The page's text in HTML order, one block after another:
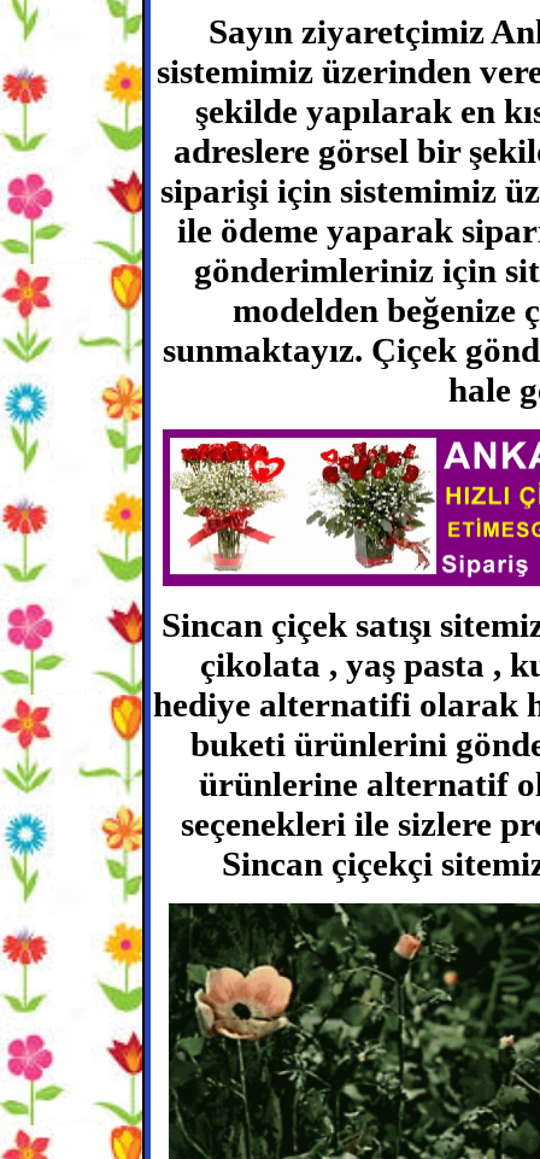
Sayın ziyaretçimiz
sistemimiz üzerinden
şekilde yapılarak en
adreslere görsel bir
siparişi için sistemimiz
ile ödeme yaparak
gönderimleriniz için
modelden
sunmaktayız. Çiçek
hale
Sincan çiçek satışı
çikolata , yaş pasta ,
hediye alternatifi olarak
buketi ürünlerini
ürünlerine alternatif
seçenekleri ile sizlere
Sincan çiçekçi